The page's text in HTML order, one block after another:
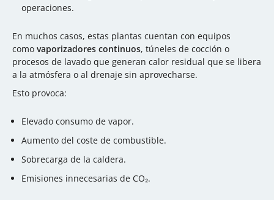
operaciones.
En muchos casos, estas plantas cuentan con equipos
como vaporizadores continuos, túneles de cocción o
procesos de lavado que generan calor residual que se libera
a la atmósfera o al drenaje sin aprovecharse.
Esto provoca:
Elevado consumo de vapor.
Aumento del coste de combustible.
Sobrecarga de la caldera.
Emisiones innecesarias de CO₂.